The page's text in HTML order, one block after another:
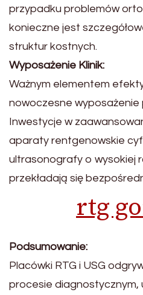
przypadku problemów
konieczne jest
struktur kostnych.
Wyposażenie Klinik:
Ważnym elementem
nowoczesne wyposażenie
Inwestycje w
aparaty rentgenowskie
ultrasonografy o wysokiej
przekładają się
rtg
Podsumowanie:
Placówki RTG i USG
procesie diagnostycznym,